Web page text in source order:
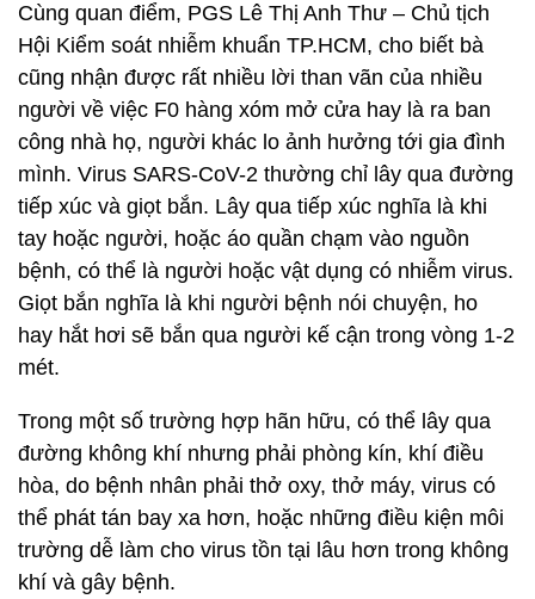
Cùng quan điểm, PGS Lê Thị Anh Thư – Chủ tịch
Hội Kiểm soát nhiễm khuẩn TP.HCM, cho biết bà
cũng nhận được rất nhiều lời than vãn của nhiều
người về việc F0 hàng xóm mở cửa hay là ra ban
công nhà họ, người khác lo ảnh hưởng tới gia đình
mình. Virus SARS-CoV-2 thường chỉ lây qua đường
tiếp xúc và giọt bắn. Lây qua tiếp xúc nghĩa là khi
tay hoặc người, hoặc áo quần chạm vào nguồn
bệnh, có thể là người hoặc vật dụng có nhiễm virus.
Giọt bắn nghĩa là khi người bệnh nói chuyện, ho
hay hắt hơi sẽ bắn qua người kế cận trong vòng 1-2
mét.
Trong một số trường hợp hãn hữu, có thể lây qua
đường không khí nhưng phải phòng kín, khí điều
hòa, do bệnh nhân phải thở oxy, thở máy, virus có
thể phát tán bay xa hơn, hoặc những điều kiện môi
trường dễ làm cho virus tồn tại lâu hơn trong không
khí và gây bệnh.